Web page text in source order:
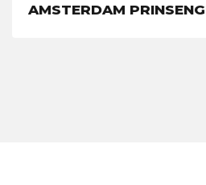
AMSTERDAM